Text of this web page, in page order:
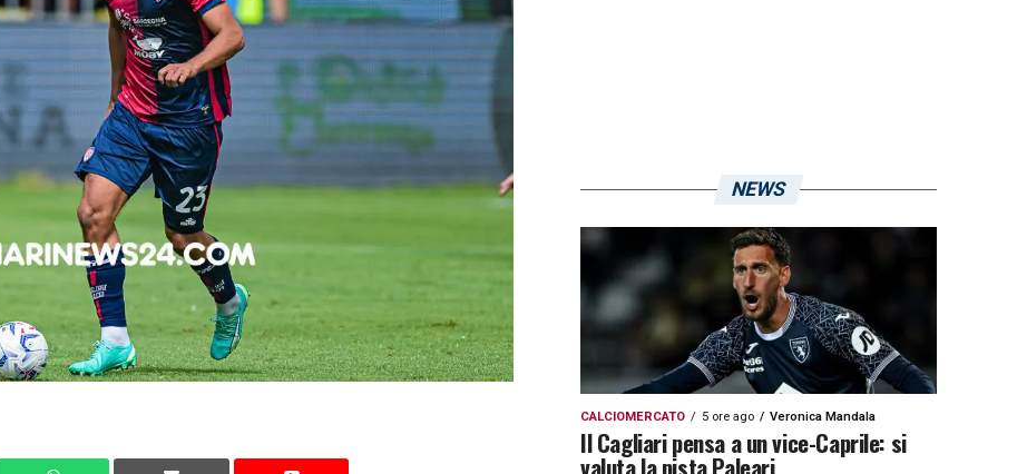
NEWS
CALCIOMERCATO 5 ore ago Veronica Mandala
Il Cagliari pensa a un vice-Caprile: si
valuta la pista Paleari